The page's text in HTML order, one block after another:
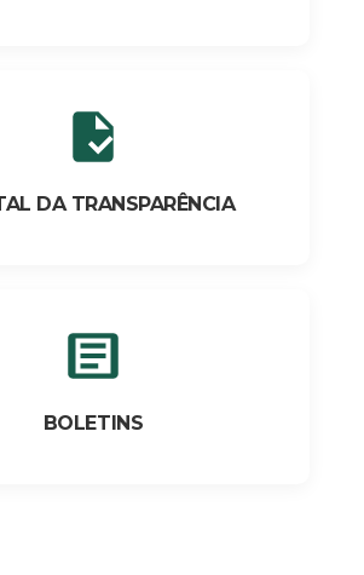
DA TRANSPARÊNCIA
BOLETINS